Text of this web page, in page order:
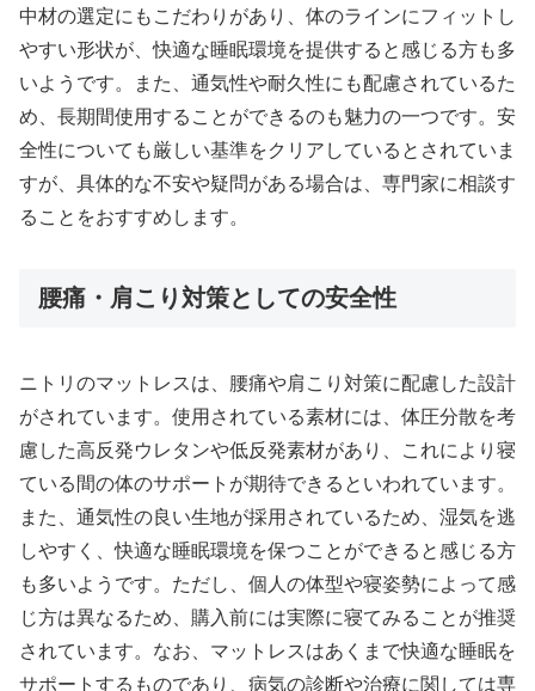
中材の選定にもこだわりがあり、体のラインにフィットし
やすい形状が、快適な睡眠環境を提供すると感じる方も多
いようです。また、通気性や耐久性にも配慮されているた
め、長期間使用することができるのも魅力の一つです。安
全性についても厳しい基準をクリアしているとされていま
すが、具体的な不安や疑問がある場合は、専門家に相談す
ることをおすすめします。
腰痛・肩こり対策としての安全性
ニトリのマットレスは、腰痛や肩こり対策に配慮した設計
がされています。使用されている素材には、体圧分散を考
慮した高反発ウレタンや低反発素材があり、これにより寝
ている間の体のサポートが期待できるといわれています。
また、通気性の良い生地が採用されているため、湿気を逃
しやすく、快適な睡眠環境を保つことができると感じる方
も多いようです。ただし、個人の体型や寝姿勢によって感
じ方は異なるため、購入前には実際に寝てみることが推奨
されています。なお、マットレスはあくまで快適な睡眠を
サポートするものであり、病気の診断や治療に関しては専